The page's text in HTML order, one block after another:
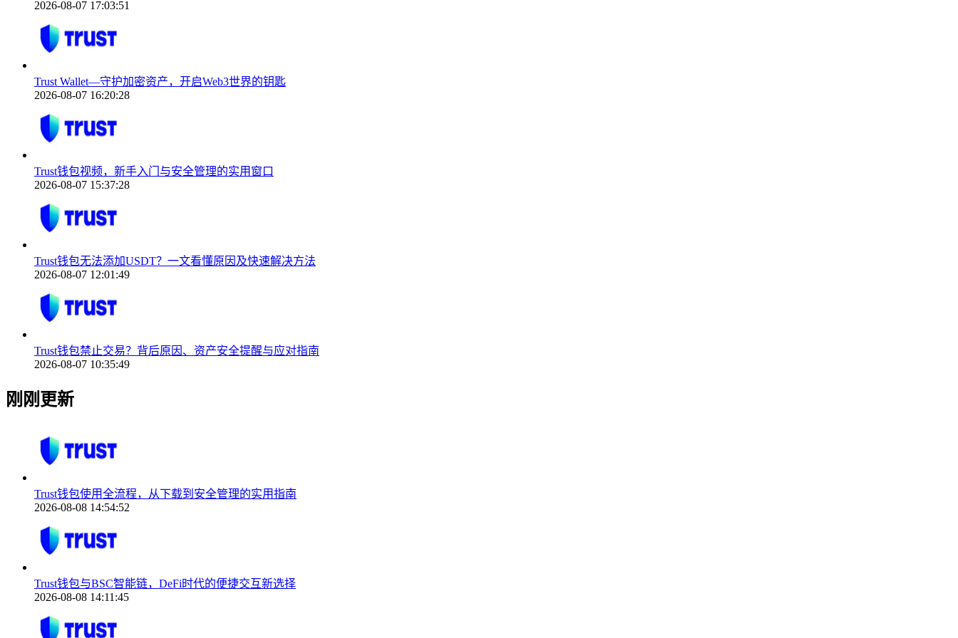
2026-08-07 17:03:51
Trust Wallet—守护加密资产，开启Web3世界的钥匙
2026-08-07 16:20:28
Trust钱包视频，新手入门与安全管理的实用窗口
2026-08-07 15:37:28
Trust钱包无法添加USDT？一文看懂原因及快速解决方法
2026-08-07 12:01:49
Trust钱包禁止交易？背后原因、资产安全提醒与应对指南
2026-08-07 10:35:49
刚刚更新
Trust钱包使用全流程，从下载到安全管理的实用指南
2026-08-08 14:54:52
Trust钱包与BSC智能链，DeFi时代的便捷交互新选择
2026-08-08 14:11:45